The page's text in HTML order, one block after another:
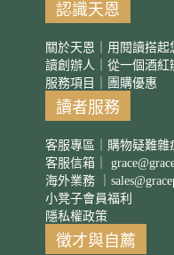
認識天恩
關於天恩｜用閱讀搭
讀創辦人｜從一個酒紅
服務項目｜團購優惠
讀者服務
客服專區｜購物疑難雜
客服信箱｜
海外業務 ｜
小凳子會員福利
隱私權政策
徵才與自薦